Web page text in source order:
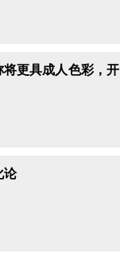
将更具成人色彩，开
论